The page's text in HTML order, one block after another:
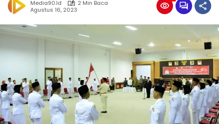
Media90.id
2 Min Baca
Agustus 16, 2023